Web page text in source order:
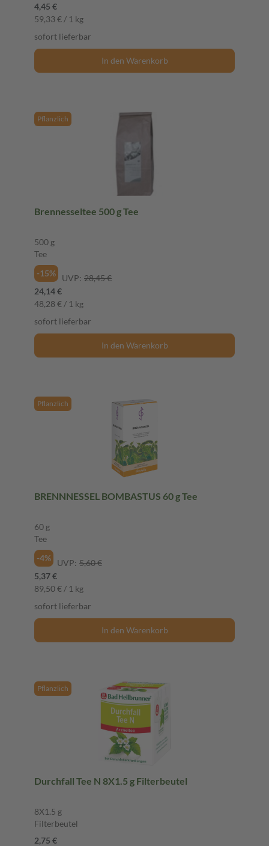
4,45 €
59,33 € / 1 kg
sofort lieferbar
In den Warenkorb
Pflanzlich
Brennesseltee 500 g Tee
500 g
Tee
-15%
UVP: 28,45 €
24,14 €
48,28 € / 1 kg
sofort lieferbar
In den Warenkorb
Pflanzlich
BRENNNESSEL BOMBASTUS 60 g Tee
60 g
Tee
-4%
UVP: 5,60 €
5,37 €
89,50 € / 1 kg
sofort lieferbar
In den Warenkorb
Pflanzlich
Durchfall Tee N 8X1.5 g Filterbeutel
8X1.5 g
Filterbeutel
2,75 €